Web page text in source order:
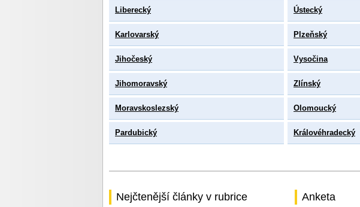
Liberecký Ústecký
Karlovarský Plzeňský
Jihočeský Vysočina
Jihomoravský Zlínský
Moravskoslezský Olomoucký
Pardubický Královéhradecký
Nejčtenější články v rubrice Anketa